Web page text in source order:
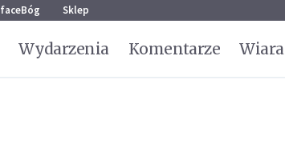
faceBóg Sklep
Wydarzenia Komentarze Wiara